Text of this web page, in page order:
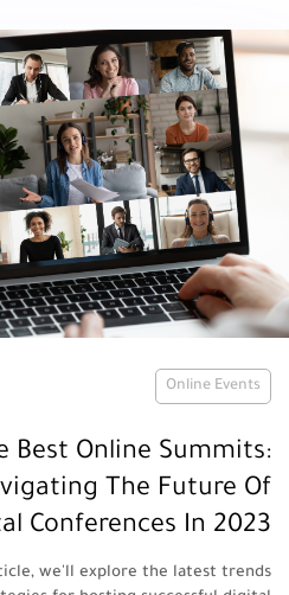
Online Events
Best Online Summits:
The Future Of
Conferences In 2023
we'll explore the latest trends